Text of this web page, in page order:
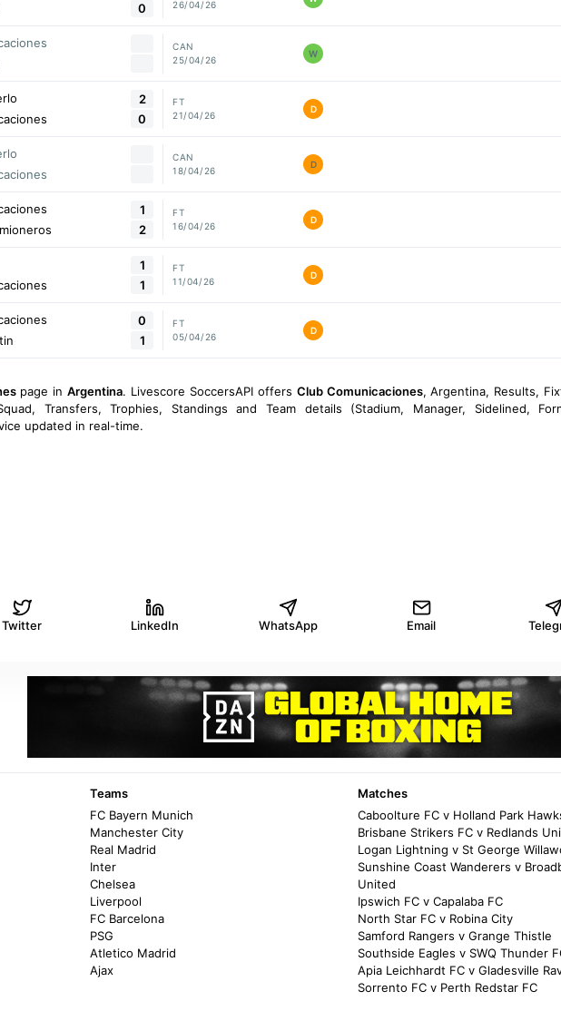
0
26/04/26
CAN
25/04/26
W
2
0
FT
21/04/26
D
CAN
18/04/26
D
1
2
FT
16/04/26
D
1
1
FT
11/04/26
D
0
1
FT
05/04/26
D
page inArgentina. Livescore SoccersAPI offers Club Comunicaciones, Argentina, Results,
Transfers, Trophies, Standings and Team details (Stadium, Manager, Sidelined,
updated in real-time.
Twitter LinkedIn WhatsApp Email
Teams
FC Bayern Munich
Manchester City
Real Madrid
Inter
Chelsea
Liverpool
FC Barcelona
PSG
Atletico Madrid
Ajax
Matches
Caboolture FC v Holland Park
Brisbane Strikers FC v Redlands
Logan Lightning v St George
Sunshine Coast Wanderers v
United
Ipswich FC v Capalaba FC
North Star FC v Robina City
Samford Rangers v Grange Thistle
Southside Eagles v SWQ Thunder
Apia Leichhardt FC v Gladesville
Sorrento FC v Perth Redstar FC